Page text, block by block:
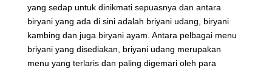
yang sedap untuk dinikmati sepuasnya dan antara
biryani yang ada di sini adalah briyani udang, biryani
kambing dan juga biryani ayam. Antara pelbagai menu
briyani yang disediakan, briyani udang merupakan
menu yang terlaris dan paling digemari oleh para